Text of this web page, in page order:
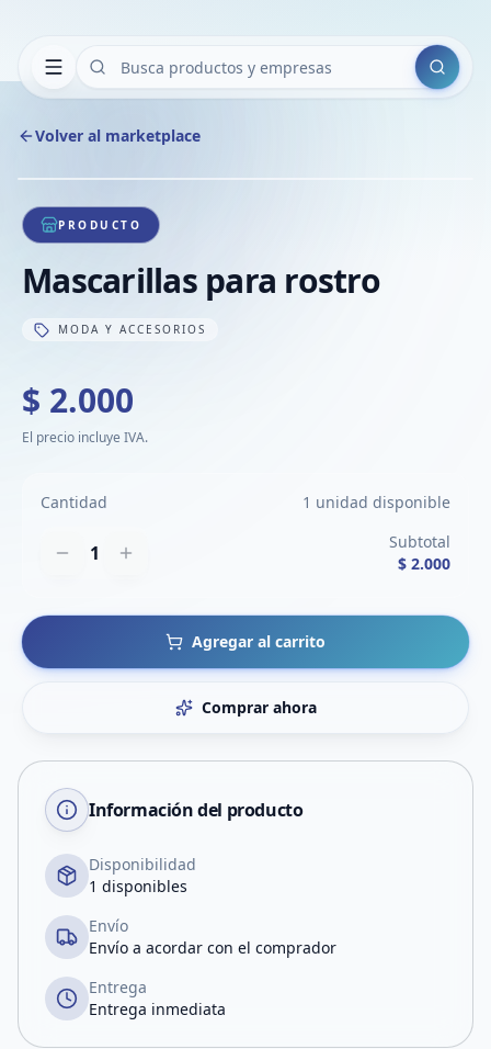
Buscar
Volver al marketplace
1/1
PRODUCTO
Mascarillas para rostro
MODA Y ACCESORIOS
$ 2.000
El precio incluye IVA.
Cantidad 1 unidad disponible
1
Subtotal
$ 2.000
Agregar al carrito
Comprar ahora
Información del producto
Disponibilidad
1 disponibles
Envío
Envío a acordar con el comprador
Entrega
Entrega inmediata